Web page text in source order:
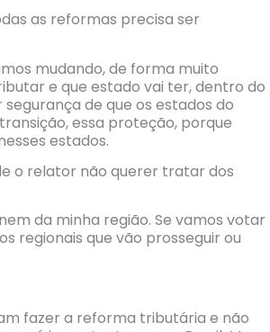
as reformas precisa ser
mudando, de forma muito
e que estado vai ter, dentro do
de que os estados do
essa proteção, porque
estados.
o relator não querer tratar dos
da minha região. Se vamos votar
regionais que vão prosseguir ou
fazer a reforma tributária e não